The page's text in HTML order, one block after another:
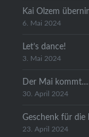
Kai Olzem
6. Mai 2024
Let’s dance!
3. Mai 2024
Der Mai
30. April 2024
Geschenk für die
23. April 2024